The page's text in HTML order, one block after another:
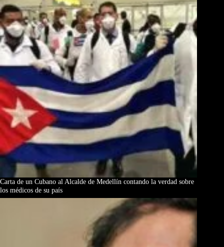
Carta de un Cubano al Alcalde de Medellín contando la verdad sobre
los médicos de su país